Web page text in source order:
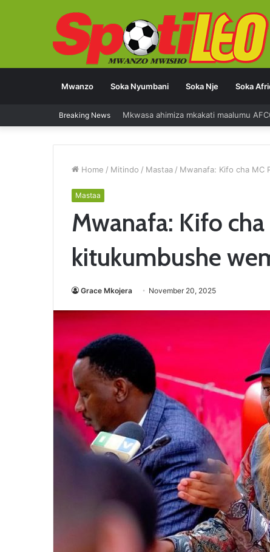
Mwanzo Soka Nyumbani Soka Nje Soka
Breaking News
Home / Mitindo / Mastaa / Mwanafa: Kifo cha MC
Mastaa
Mwanafa: Kifo
kitukumbushe
Grace Mkojera November 20, 2025